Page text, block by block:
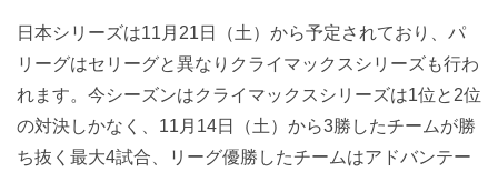
日本シリーズは11月21日（土）から予定されており、パ
リーグはセリーグと異なりクライマックスシリーズも行わ
れます。今シーズンはクライマックスシリーズは1位と2位
の対決しかなく、11月14日（土）から3勝したチームが勝
ち抜く最大4試合、リーグ優勝したチームはアドバンテー